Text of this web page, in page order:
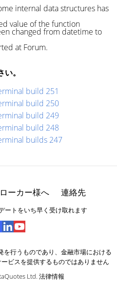
internal data structures has
value of the function
changed from datetime to
at Forum.
。
build 251
build 250
build 249
build 248
builds 247
ーカー様へ 連絡先
ートをいち早く受け取れます
を行うものであり、金融市場における
ビスを提供するものではありません
Ltd. 法律情報